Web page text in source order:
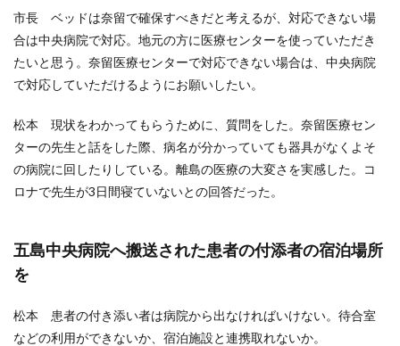
市長 ベッドは奈留で確保すべきだと考えるが、対応できない場
合は中央病院で対応。地元の方に医療センターを使っていただき
たいと思う。奈留医療センターで対応できない場合は、中央病院
で対応していただけるようにお願いしたい。
松本 現状をわかってもらうために、質問をした。奈留医療セン
ターの先生と話をした際、病名が分かっていても器具がなくよそ
の病院に回したりしている。離島の医療の大変さを実感した。コ
ロナで先生が3日間寝ていないとの回答だった。
五島中央病院へ搬送された患者の付添者の宿泊場所
を
松本 患者の付き添い者は病院から出なければいけない。待合室
などの利用ができないか、宿泊施設と連携取れないか。